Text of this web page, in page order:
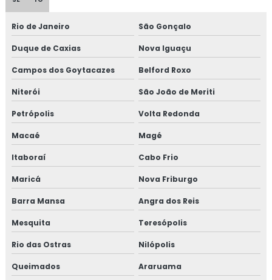
Isolamento acústico para indústrias
Isolamento acústico para onshore
Isolamento acústico para refinarias
Isolamento aerogel
Isolamento aerogel térmico
Isolamento câmara fria
Isolamento de caldeira
Isolamento de descargas
Rio de Janeiro São Gonçalo
Duque de Caxias Nova Iguaçu
Campos dos Goytacazes Belford Roxo
Niterói São João de Meriti
Petrópolis Volta Redonda
Macaé Magé
Itaboraí Cabo Frio
Maricá Nova Friburgo
Barra Mansa Angra dos Reis
Mesquita Teresópolis
Rio das Ostras Nilópolis
Queimados Araruama